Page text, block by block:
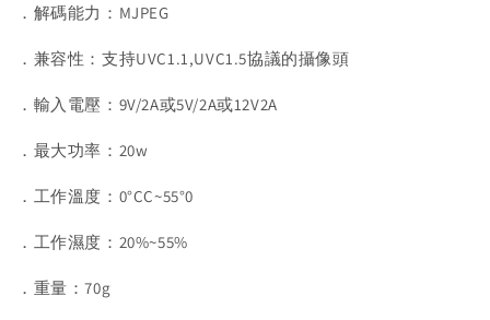
．解碼能力：MJPEG
．兼容性：支持UVC1.1,UVC1.5協議的攝像頭
．輸入電壓：9V/2A或5V/2A或12V2A
．最大功率：20w
．工作溫度：0°CC~55°0
．工作濕度：20%~55%
．重量：70g